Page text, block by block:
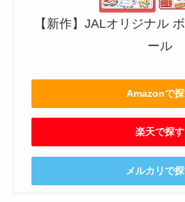
【新作】JALオリジナル
ール
Amazonで
楽天で探す
メルカリで